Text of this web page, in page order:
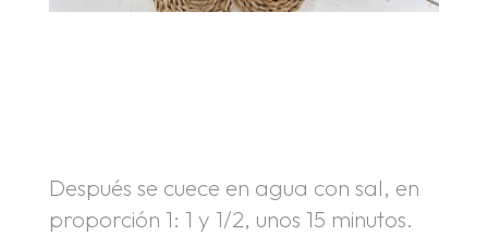
Después se cuece en agua con sal, en
proporción 1: 1 y 1/2, unos 15 minutos.